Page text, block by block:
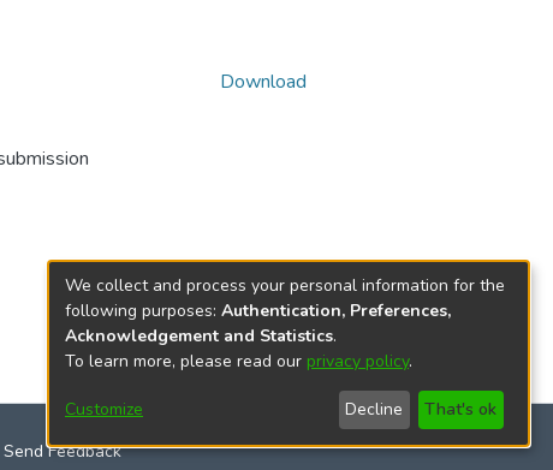
Download
Send Feedback
We collect and process your personal information for the
following purposes: Authentication, Preferences,
Acknowledgement and Statistics.
To learn more, please read our privacy policy.
Customize Decline That's ok